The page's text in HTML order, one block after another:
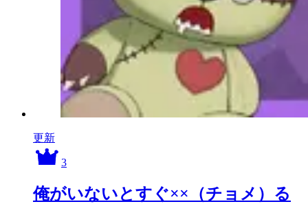
更新
3
俺がいないとすぐ××（チョメ）る